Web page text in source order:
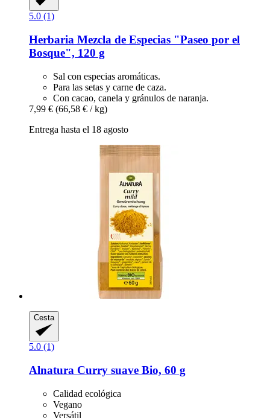
5.0 (1)
Herbaria Mezcla de Especias "Paseo por el
Bosque", 120 g
Sal con especias aromáticas.
Para las setas y carne de caza.
Con cacao, canela y gránulos de naranja.
7,99 € (66,58 € / kg)
Entrega hasta el 18 agosto
Cesta
5.0 (1)
Alnatura Curry suave Bio, 60 g
Calidad ecológica
Vegano
Versátil